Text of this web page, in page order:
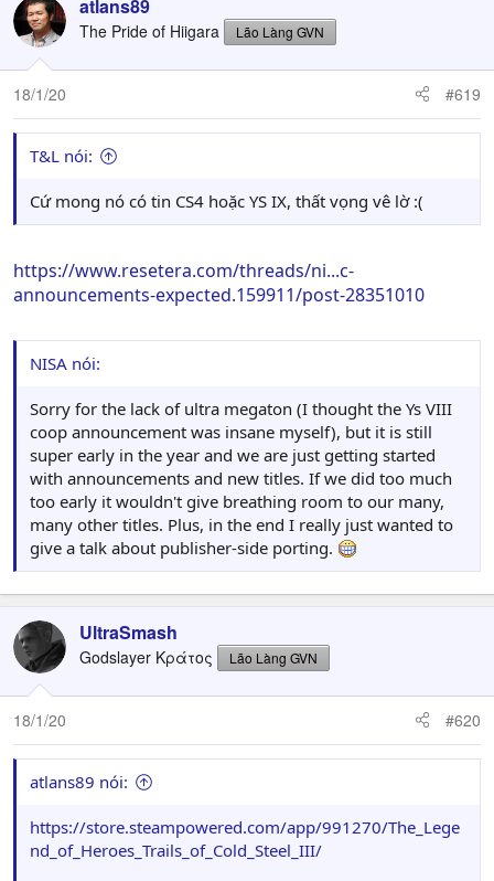
atlans89
The Pride of Hiigara Lão Làng GVN
18/1/20 #619
T&L nói:
Cứ mong nó có tin CS4 hoặc YS IX, thất vọng vê lờ :(
https://www.resetera.com/threads/ni...c-
announcements-expected.159911/post-28351010
NISA nói:
Sorry for the lack of ultra megaton (I thought the Ys VIII
coop announcement was insane myself), but it is still
super early in the year and we are just getting started
with announcements and new titles. If we did too much
too early it wouldn't give breathing room to our many,
many other titles. Plus, in the end I really just wanted to
give a talk about publisher-side porting.
UltraSmash
Godslayer Κράτος Lão Làng GVN
18/1/20 #620
atlans89 nói:
https://store.steampowered.com/app/991270/The_Lege
nd_of_Heroes_Trails_of_Cold_Steel_III/